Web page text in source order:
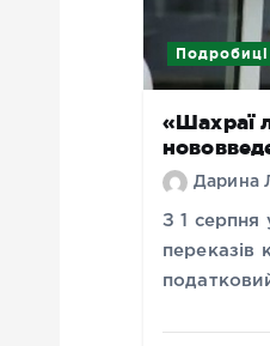
Подробиці
«Шахраї
Дарина
З 1 серпня
переказів